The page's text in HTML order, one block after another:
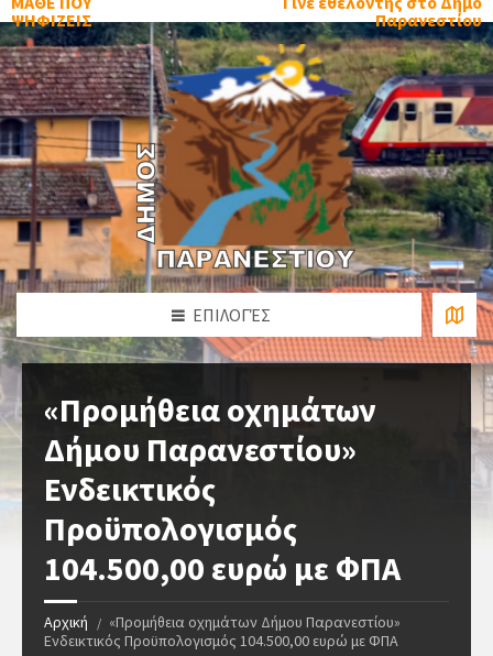
ΨΗΦΙΖΕΙΣ
Παρανεστίου
ΕΠΙΛΟΓΈΣ
«Προμήθεια οχημάτων
Δήμου Παρανεστίου»
Ενδεικτικός
Προϋπολογισμός
104.500,00 ευρώ με ΦΠΑ
Αρχική
«Προμήθεια οχημάτων Δήμου Παρανεστίου»
Ενδεικτικός Προϋπολογισμός 104.500,00 ευρώ με ΦΠΑ